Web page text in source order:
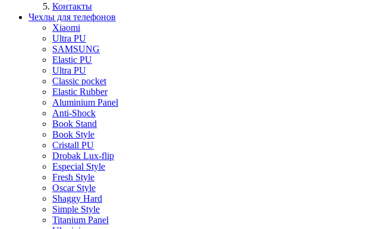
Контакты
Чехлы для телефонов
Xiaomi
Ultra PU
SAMSUNG
Elastic PU
Ultra PU
Classic pocket
Elastic Rubber
Aluminium Panel
Anti-Shock
Book Stand
Book Style
Cristall PU
Drobak Lux-flip
Especial Style
Fresh Style
Oscar Style
Shaggy Hard
Simple Style
Titanium Panel